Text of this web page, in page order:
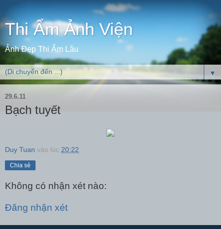
Thi Ẩm Ảnh Viện
Ảnh Đẹp Thi Ẩm Lâu
▼
29.6.11
Bạch tuyết
Duy Tuan vào lúc 20:22
Chia sẻ
Không có nhận xét nào:
Đăng nhận xét